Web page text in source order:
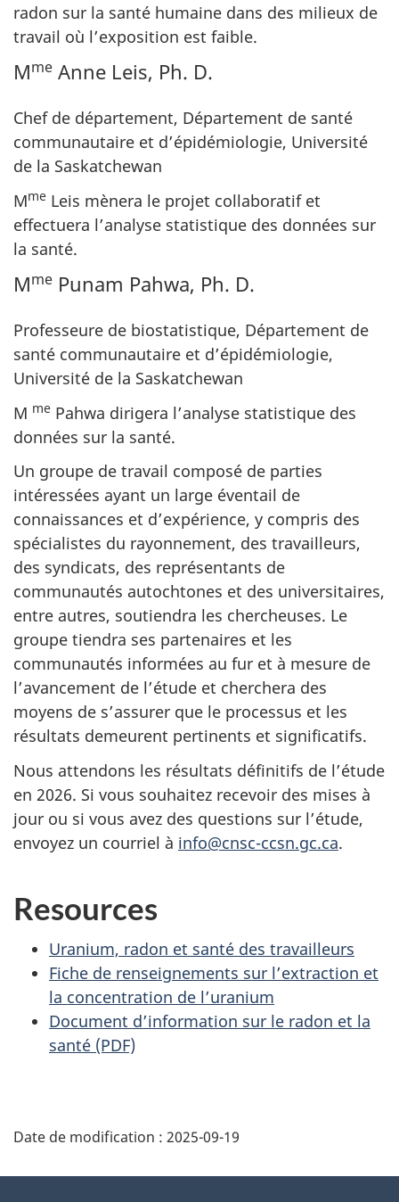
radon sur la santé humaine dans des milieux de
travail où l’exposition est faible.
Mme Anne Leis, Ph. D.
Chef de département, Département de santé
communautaire et d’épidémiologie, Université
de la Saskatchewan
Mme Leis mènera le projet collaboratif et
effectuera l’analyse statistique des données sur
la santé.
Mme Punam Pahwa, Ph. D.
Professeure de biostatistique, Département de
santé communautaire et d’épidémiologie,
Université de la Saskatchewan
M me Pahwa dirigera l’analyse statistique des
données sur la santé.
Un groupe de travail composé de parties
intéressées ayant un large éventail de
connaissances et d’expérience, y compris des
spécialistes du rayonnement, des travailleurs,
des syndicats, des représentants de
communautés autochtones et des universitaires,
entre autres, soutiendra les chercheuses. Le
groupe tiendra ses partenaires et les
communautés informées au fur et à mesure de
l’avancement de l’étude et cherchera des
moyens de s’assurer que le processus et les
résultats demeurent pertinents et significatifs.
Nous attendons les résultats définitifs de l’étude
en 2026. Si vous souhaitez recevoir des mises à
jour ou si vous avez des questions sur l’étude,
envoyez un courriel à info@cnsc-ccsn.gc.ca.
Resources
Uranium, radon et santé des travailleurs
Fiche de renseignements sur l’extraction et
la concentration de l’uranium
Document d’information sur le radon et la
santé (PDF)
é
Date de modification : 2025-09-19